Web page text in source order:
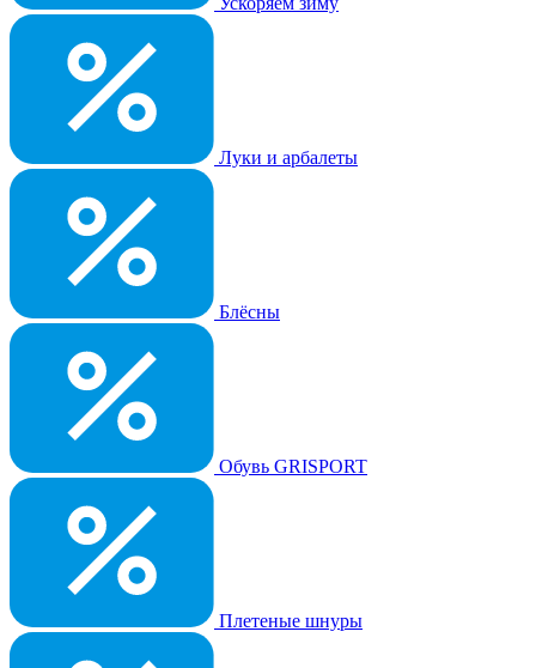
Луки и арбалеты
Блёсны
Обувь GRISPORT
Плетеные шнуры